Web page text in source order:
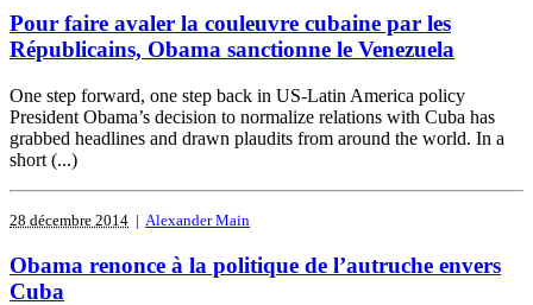
Pour faire avaler la couleuvre cubaine par les
Républicains, Obama sanctionne le Venezuela
One step forward, one step back in US-Latin America policy
President Obama’s decision to normalize relations with Cuba has
grabbed headlines and drawn plaudits from around the world. In a
short (...)
28 décembre 2014 | Alexander Main
Obama renonce à la politique de l’autruche envers
Cuba